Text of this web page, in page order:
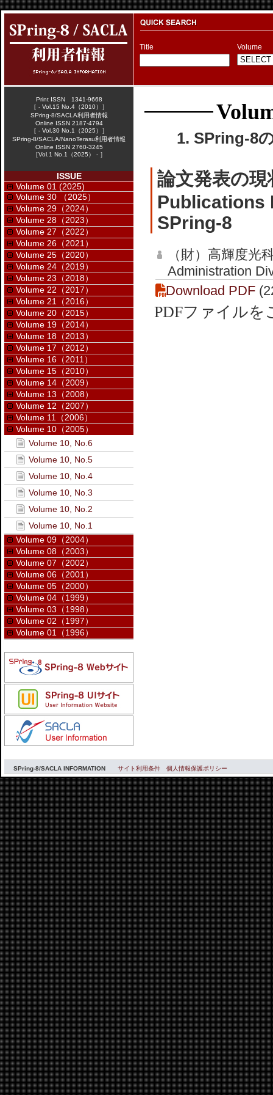
Title Volume
1. SPring-8
論文発表の現
Publications
SPring-8
（財）高輝度
Administration
Download PDF
PDFファイルを
Print ISSN 1341-9668
［ - Vol.15 No.4（2010）］
SPring-8/SACLA利用者情報
Online ISSN 2187-4794
［ - Vol.30 No.1（2025）］
SPring-8/SACLA/NanoTerasu利用者情報
Online ISSN 2760-3245
［Vol.1 No.1（2025） - ］
ISSUE
Volume 01 (2025)
Volume 30 （2025）
Volume 29（2024）
Volume 28（2023）
Volume 27（2022）
Volume 26（2021）
Volume 25（2020）
Volume 24（2019）
Volume 23（2018）
Volume 22（2017）
Volume 21（2016）
Volume 20（2015）
Volume 19（2014）
Volume 18（2013）
Volume 17（2012）
Volume 16（2011）
Volume 15（2010）
Volume 14（2009）
Volume 13（2008）
Volume 12（2007）
Volume 11（2006）
Volume 10（2005）
Volume 10, No.6
Volume 10, No.5
Volume 10, No.4
Volume 10, No.3
Volume 10, No.2
Volume 10, No.1
Volume 09（2004）
Volume 08（2003）
Volume 07（2002）
Volume 06（2001）
Volume 05（2000）
Volume 04（1999）
Volume 03（1998）
Volume 02（1997）
Volume 01（1996）
SPring-8/SACLA INFORMATION サイト利用条件 個人情報保護ポリシー